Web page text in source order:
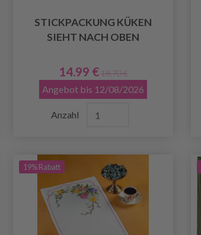
STICKPACKUNG KÜKEN
SIEHT NACH OBEN
14.99 € 18.70 €
Angebot bis 12/08/2026
Anzahl
19% Rabatt